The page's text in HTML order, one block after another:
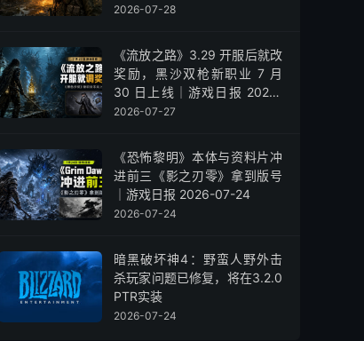
07-28
2026-07-28
《流放之路》3.29 开服后就改
奖励，黑沙双枪新职业 7 月
30 日上线｜游戏日报 2026-
07-27
2026-07-27
《恐怖黎明》本体与资料片冲
进前三《影之刃零》拿到版号
｜游戏日报 2026-07-24
2026-07-24
暗黑破坏神4：野蛮人野外击
杀玩家问题已修复，将在3.2.0
PTR实装
2026-07-24